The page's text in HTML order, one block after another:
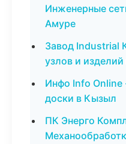
Инженерные
Амуре
Завод Industrial
узлов и
Инфо Info Online
доски в Кызыл
ПК Энерго